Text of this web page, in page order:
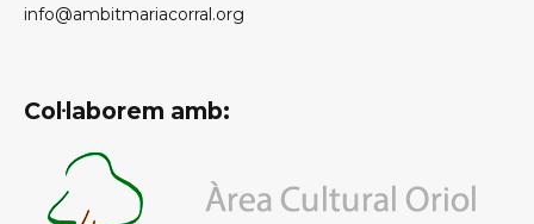
info@ambitmariacorral.org
Col·laborem amb: